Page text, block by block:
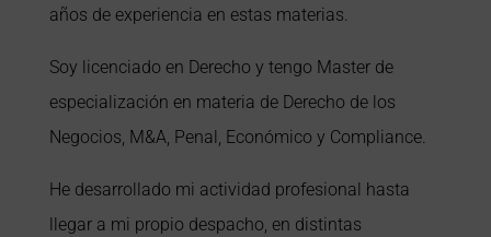
años de experiencia en estas materias.
Soy licenciado en Derecho y tengo Master de
especialización en materia de Derecho de los
Negocios, M&A, Penal, Económico y Compliance.
He desarrollado mi actividad profesional hasta
llegar a mi propio despacho, en distintas